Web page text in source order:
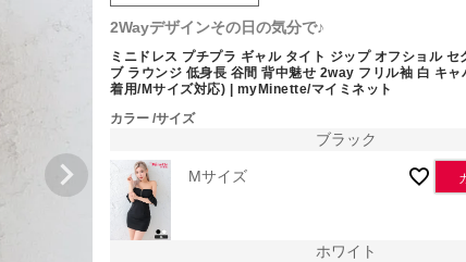
2Wayデザインその日の気分で♪
ミニドレス プチプラ ギャル タイト ジップ オフショル セ
ブ ラウンジ 低身長 谷間 背中魅せ 2way フリル袖 白 キャ
着用/Mサイズ対応) | myMinette/マイミネット
カラー サイズ
ブラック
Mサイズ
ホワイト